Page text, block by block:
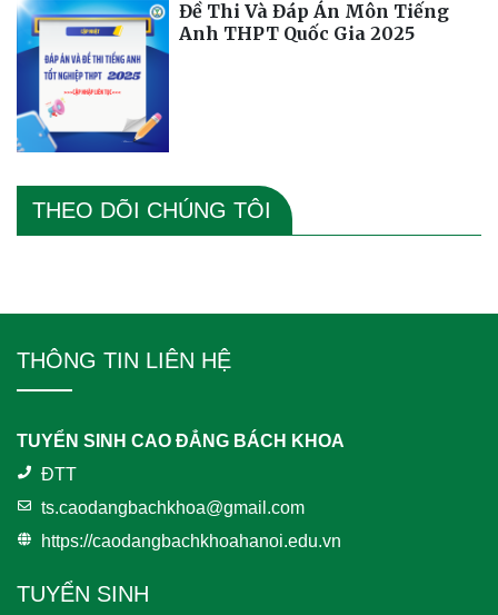
Đề Thi Và Đáp Án Môn Tiếng
Anh THPT Quốc Gia 2025
THEO DÕI CHÚNG TÔI
THÔNG TIN LIÊN HỆ
TUYỂN SINH CAO ĐẲNG BÁCH KHOA
ĐTT
ts.caodangbachkhoa@gmail.com
https://caodangbachkhoahanoi.edu.vn
TUYỂN SINH